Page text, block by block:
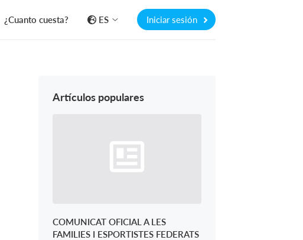
¿Cuanto cuesta? ES Iniciar sesión
Artículos populares
COMUNICAT OFICIAL A LES
FAMILIES I ESPORTISTES FEDERATS